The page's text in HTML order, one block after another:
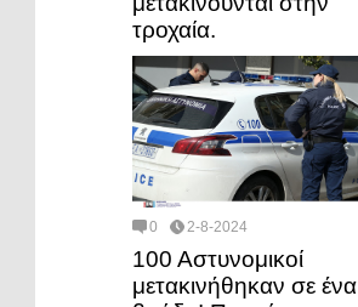
τροχαία.
0 2-8-2024
100 Αστυνομικοί
μετακινήθηκαν σε ένα